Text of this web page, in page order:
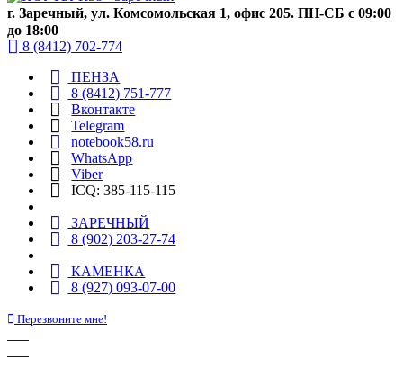
г. Заречный, ул. Комсомольская 1, офис 205. ПН-СБ с 09:00
до 18:00
8 (8412) 702-774
ПЕНЗА
8 (8412) 751-777
Вконтакте
Telegram
notebook58.ru
WhatsApp
Viber
ICQ: 385-115-115
ЗАРЕЧНЫЙ
8 (902) 203-27-74
КАМЕНКА
8 (927) 093-07-00
Перезвоните мне!